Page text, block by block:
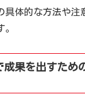
具体的な方法や注
成果を出すため